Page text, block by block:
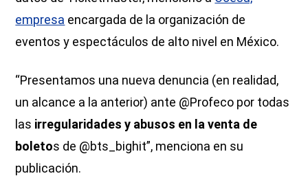
empresa encargada de la organización de
eventos y espectáculos de alto nivel en México.
“Presentamos una nueva denuncia (en realidad,
un alcance a la anterior) ante @Profeco por todas
las irregularidades y abusos en la venta de
boletos de @bts_bighit”, menciona en su
publicación.